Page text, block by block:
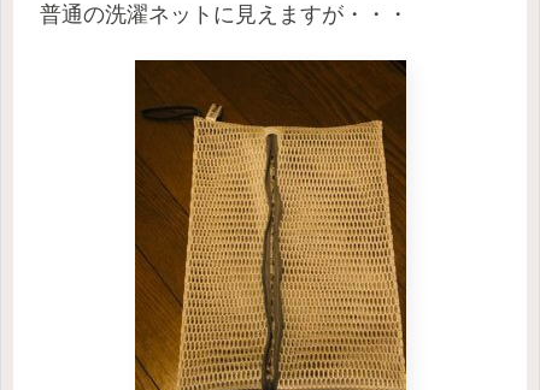
普通の洗濯ネットに見えますが・・・